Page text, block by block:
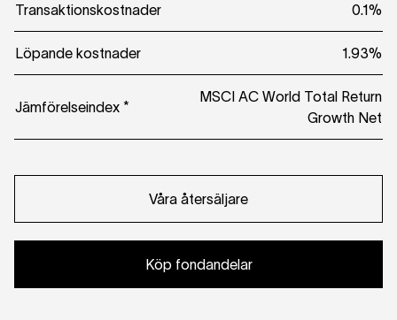
Transaktionskostnader 0.1%
Löpande kostnader 1.93%
Jämförelseindex *
MSCI AC World Total Return
Growth Net
Våra återsäljare
Köp fondandelar